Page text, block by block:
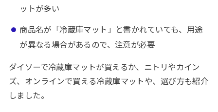
ットが多い
商品名が「冷蔵庫マット」と書かれていても、用途
が異なる場合があるので、注意が必要
ダイソーで冷蔵庫マットが買えるか、ニトリやカイン
ズ、オンラインで買える冷蔵庫マットや、選び方も紹介
しました。